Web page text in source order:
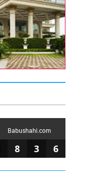
Babushahi.com
8 3 6